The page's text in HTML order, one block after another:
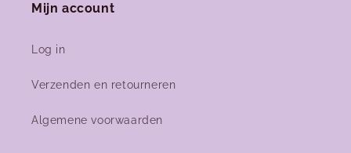
Mijn account
Log in
Verzenden en retourneren
Algemene voorwaarden